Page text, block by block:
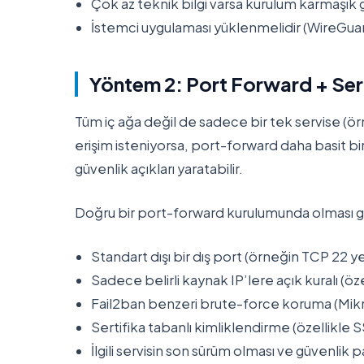
Çok az teknik bilgi varsa kurulum karmaşık
İstemci uygulaması yüklenmelidir
Yöntem 2: Port Forward +
Tüm iç ağa değil de sadece bir tek servise
erişim isteniyorsa, port-forward daha basit
güvenlik açıkları yaratabilir.
Doğru bir port-forward kurulumunda olması
Standart dışı bir dış port (örneğin TCP 22
Sadece belirli kaynak IP’lere açık kuralı
Fail2ban benzeri brute-force koruma
Sertifika tabanlı kimliklendirme (özellikle
İlgili servisin son sürüm olması ve güvenlik